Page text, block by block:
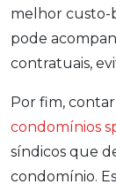
melhor custo-
pode
contratuais,
Por fim,
condomínios
síndicos que
condomínio.